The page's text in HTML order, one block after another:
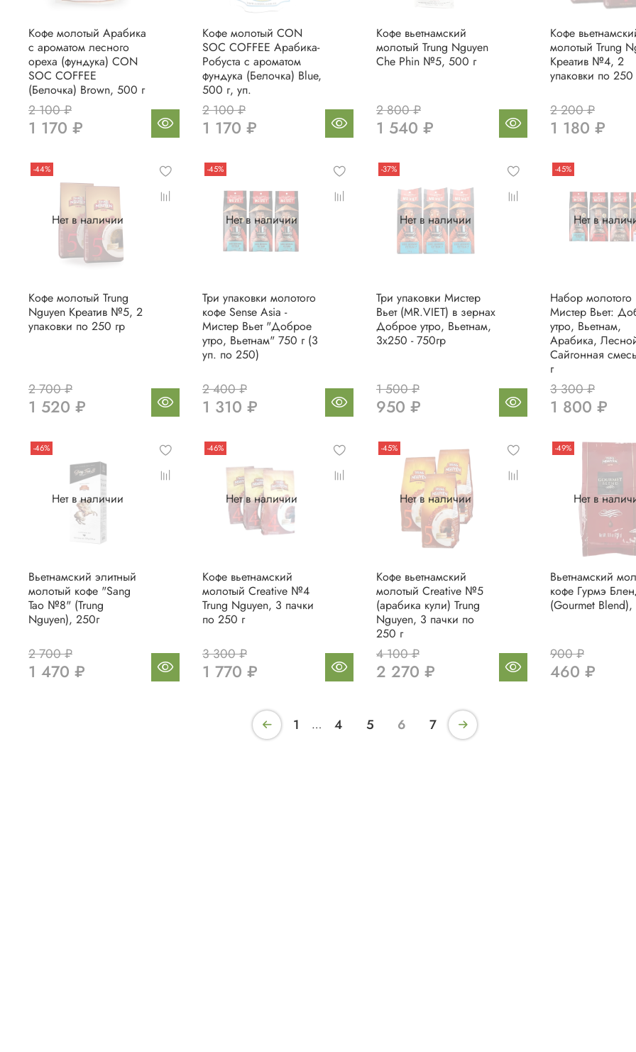
Кофе молотый Арабика
с ароматом лесного
ореха (фундука) CON
SOC COFFEE
(Белочка) Brown, 500 г
2 100 ₽
1 170 ₽
Кофе молотый CON
SOC COFFEE Арабика-
Робуста с ароматом
фундука (Белочка) Blue,
500 г, уп.
2 100 ₽
1 170 ₽
Кофе вьетнамский
молотый Trung Nguyen
Che Phin №5, 500 г
2 800 ₽
1 540 ₽
Кофе
молотый Trung
Креатив №4, 2
упаковки по 250
2 200 ₽
1 180 ₽
Нет в наличии
-44%
Кофе молотый Trung
Nguyen Креатив №5, 2
упаковки по 250 гр
2 700 ₽
1 520 ₽
Нет в наличии
-45%
Три упаковки молотого
кофе Sense Asia -
Мистер Вьет "Доброе
утро, Вьетнам" 750 г (3
уп. по 250)
2 400 ₽
1 310 ₽
Нет в наличии
-37%
Три упаковки Мистер
Вьет (MR.VIET) в зернах
Доброе утро, Вьетнам,
3х250 - 750гр
1 500 ₽
950 ₽
Нет в
-45%
Набор молотого
Мистер Вьет:
утро, Вьетнам,
Арабика,
Сайгонная
г
3 300 ₽
1 800 ₽
Нет в наличии
-46%
Вьетнамский элитный
молотый кофе "Sang
Tao №8" (Trung
Nguyen), 250г
2 700 ₽
1 470 ₽
Нет в наличии
-46%
Кофе вьетнамский
молотый Creative №4
Trung Nguyen, 3 пачки
по 250 г
3 300 ₽
1 770 ₽
Нет в наличии
-45%
Кофе вьетнамский
молотый Creative №5
(арабика кули) Trung
Nguyen, 3 пачки по
250 г
4 100 ₽
2 270 ₽
Нет в
-49%
Вьетнамский
кофе Гурмэ
(Gourmet
900 ₽
460 ₽
1 … 4 5 6 7